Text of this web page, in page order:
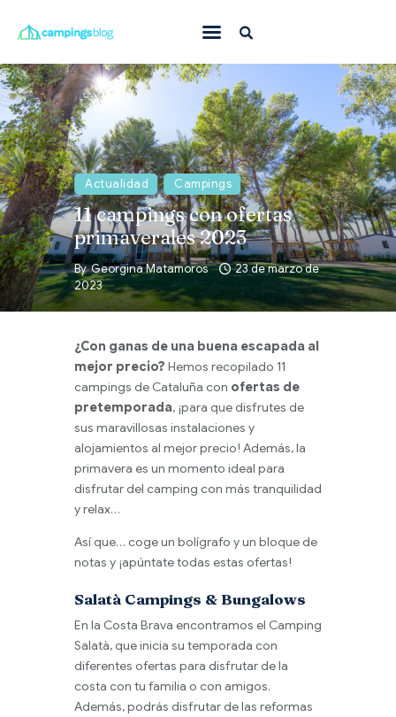
Con mascota
En familia
Donde ir
Qué hacer
Inspiración
Ofertas
Todas
Actualidad Campings
11 campings con ofertas
primaverales 2023
By Georgina Matamoros
23 de marzo de
2023
¿Con ganas de una buena escapada al
mejor precio? Hemos recopilado 11
campings de Cataluña con ofertas de
pretemporada, ¡para que disfrutes de
sus maravillosas instalaciones y
alojamientos al mejor precio! Además, la
primavera es un momento ideal para
disfrutar del camping con más tranquilidad
y relax…
Así que… coge un bolígrafo y un bloque de
notas y ¡apúntate todas estas ofertas!
Salatà Campings & Bungalows
En la Costa Brava encontramos el Camping
Salatà, que inicia su temporada con
diferentes ofertas para disfrutar de la
costa con tu familia o con amigos.
Además, podrás disfrutar de las reformas